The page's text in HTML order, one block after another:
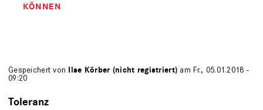
KÖNNEN
Gespeichert von Ilse Körber (nicht registriert) am Fr., 05.01.2018 -
09:20
Toleranz